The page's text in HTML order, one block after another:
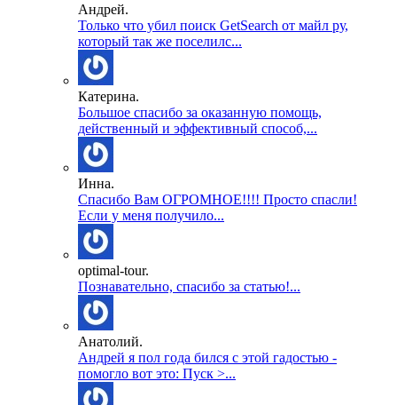
Андрей.
Только что убил поиск GetSearch от майл ру,
который так же поселилс...
Катерина.
Большое спасибо за оказанную помощь,
действенный и эффективный способ,...
Инна.
Спасибо Вам ОГРОМНОЕ!!!! Просто спасли!
Если у меня получило...
optimal-tour.
Познавательно, спасибо за статью!...
Анатолий.
Андрей я пол года бился с этой гадостью -
помогло вот это: Пуск >...